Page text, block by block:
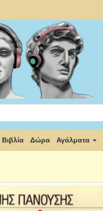
Βιβλία Δώρα Αγάλματα